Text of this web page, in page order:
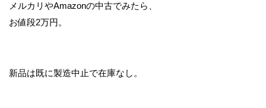
メルカリやAmazonの中古でみたら、
お値段2万円。
新品は既に製造中止で在庫なし。